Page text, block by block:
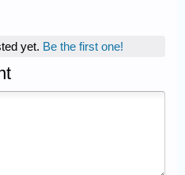
yet. Be the first one!